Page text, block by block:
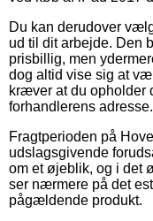
Du kan derudover
ud til dit arbejde. Den
prisbillig, men
dog altid vise sig at
kræver at du opholder
forhandlerens adresse.
Fragtperioden på
udslagsgivende
om et øjeblik, og i det
ser nærmere på det
pågældende produkt.